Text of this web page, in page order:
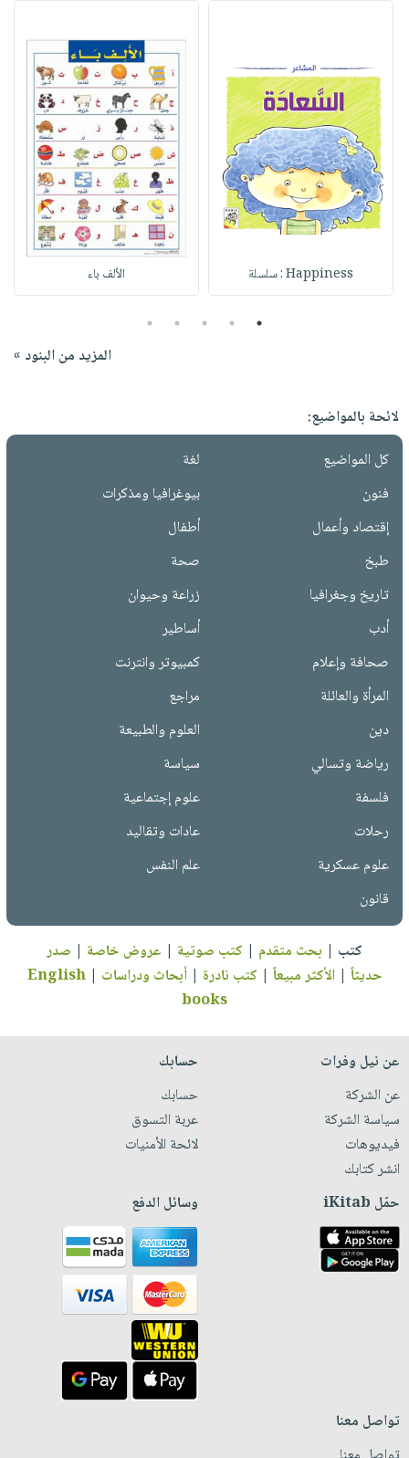
Happiness : سلسلة الألف باء
1
2
3
4
5
المزيد من البنود »
لائحة بالمواضيع:
كل المواضيع
لغة
فنون
بيوغرافيا ومذكرات
إقتصاد وأعمال
أطفال
طبخ
صحة
تاريخ وجغرافيا
زراعة وحيوان
أدب
أساطير
صحافة وإعلام
كمبيوتر وانترنت
المرأة والعائلة
مراجع
دين
العلوم والطبيعة
رياضة وتسالي
سياسة
فلسفة
علوم إجتماعية
رحلات
عادات وتقاليد
علوم عسكرية
علم النفس
قانون
كتب | بحث متقدم | كتب صوتية | عروض خاصة | صدر
حديثاً |الأكثر مبيعاً | كتب نادرة |أبحاث ودراسات |
English
books
عن نيل وفرات
عن الشركة
سياسة الشركة
فيديوهات
انشر كتابك
حسابك
حسابك
عربة التسوق
لائحة الأمنيات
حمّل iKitab وسائل الدفع
تواصل معنا